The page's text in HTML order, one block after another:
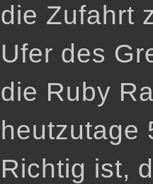
die Zufahrt
Ufer des
die Ruby
heutzutage
Richtig ist,